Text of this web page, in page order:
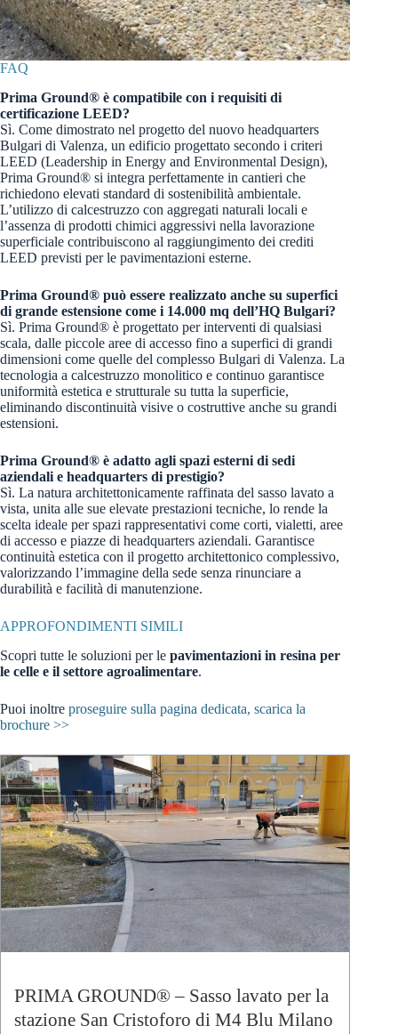
FAQ
Prima Ground® è compatibile con i requisiti di
certificazione LEED?
Sì. Come dimostrato nel progetto del nuovo headquarters
Bulgari di Valenza, un edificio progettato secondo i criteri
LEED (Leadership in Energy and Environmental Design),
Prima Ground® si integra perfettamente in cantieri che
richiedono elevati standard di sostenibilità ambientale.
L’utilizzo di calcestruzzo con aggregati naturali locali e
l’assenza di prodotti chimici aggressivi nella lavorazione
superficiale contribuiscono al raggiungimento dei crediti
LEED previsti per le pavimentazioni esterne.
Prima Ground® può essere realizzato anche su superfici
di grande estensione come i 14.000 mq dell’HQ Bulgari?
Sì. Prima Ground® è progettato per interventi di qualsiasi
scala, dalle piccole aree di accesso fino a superfici di grandi
dimensioni come quelle del complesso Bulgari di Valenza. La
tecnologia a calcestruzzo monolitico e continuo garantisce
uniformità estetica e strutturale su tutta la superficie,
eliminando discontinuità visive o costruttive anche su grandi
estensioni.
Prima Ground® è adatto agli spazi esterni di sedi
aziendali e headquarters di prestigio?
Sì. La natura architettonicamente raffinata del sasso lavato a
vista, unita alle sue elevate prestazioni tecniche, lo rende la
scelta ideale per spazi rappresentativi come corti, vialetti, aree
di accesso e piazze di headquarters aziendali. Garantisce
continuità estetica con il progetto architettonico complessivo,
valorizzando l’immagine della sede senza rinunciare a
durabilità e facilità di manutenzione.
APPROFONDIMENTI SIMILI
Scopri tutte le soluzioni per le pavimentazioni in resina per
le celle e il settore agroalimentare.
Puoi inoltre proseguire sulla pagina dedicata, scarica la
brochure >>
PRIMA GROUND® – Sasso lavato per la
stazione San Cristoforo di M4 Blu Milano